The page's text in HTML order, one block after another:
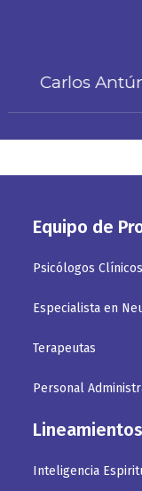
Carlos
Equipo de
Psicólogos Clínicos
Especialista en
Terapeutas
Personal
Inteligencia